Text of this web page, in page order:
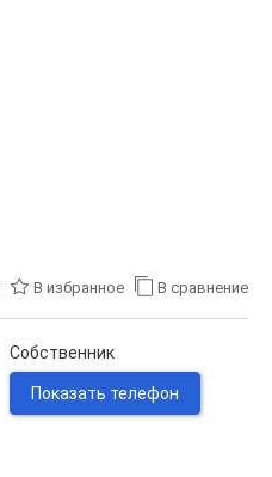
В избранное В сравнение
Собственник
Показать телефон